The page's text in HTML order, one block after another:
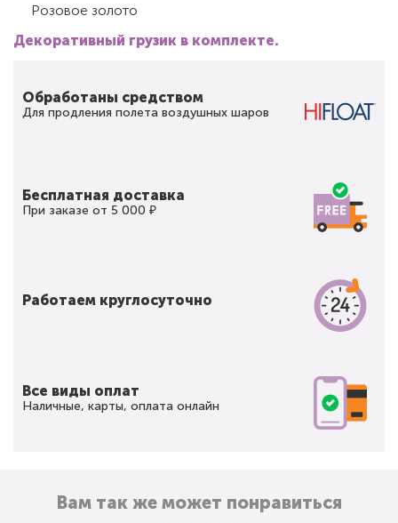
Розовое золото
Декоративный грузик в комплекте.
Обработаны средством
Для продления полета воздушных шаров
Бесплатная доставка
При заказе от 5 000 ₽
Работаем круглосуточно
Все виды оплат
Наличные, карты, оплата онлайн
Вам так же может понравиться